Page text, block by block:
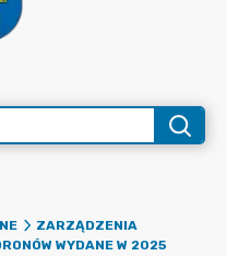
ZARZĄDZENIA
WYDANE W 2025